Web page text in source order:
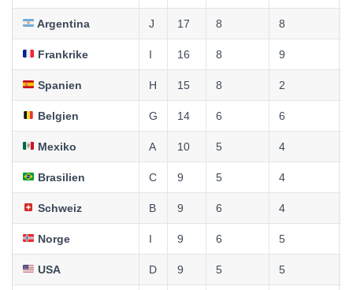
Argentina J 17 8 8
Frankrike I 16 8 9
Spanien H 15 8 2
Belgien G 14 6 6
Mexiko A 10 5 4
Brasilien C 9 5 4
Schweiz B 9 6 4
Norge I 9 6 5
USA D 9 5 5